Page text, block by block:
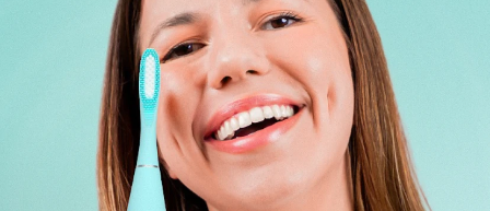
Moje urządzenia
Moje zamówienia
Moje adresy
Moje subskrypcje
FAQ™ Pure Beauty-Tech Elixir
issa™ Teeth Whitening Set
Deutsch
Español
Français
Italiano
Português
Svenska
Русский
简体中文 繁體中文